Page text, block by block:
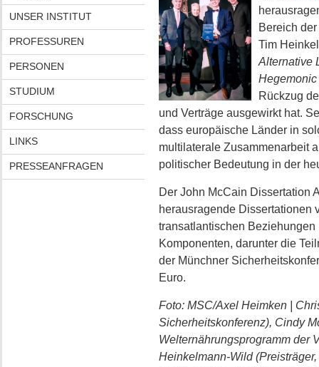
UNSER INSTITUT
PROFESSUREN
PERSONEN
STUDIUM
FORSCHUNG
LINKS
PRESSEANFRAGEN
Bereich
Tim
Alternative
Hegemonic
Rückzug
und Verträge ausgewirkt hat.
dass europäische Länder in
multilaterale Zusammenarbeit
politischer Bedeutung in der
Der John McCain Dissertation
herausragende Dissertationen
transatlantischen
Komponenten, darunter die
der Münchner
Euro.
Foto: MSC/Axel Heimken
|
Sicherheitskonferenz), Cindy
Welternährungsprogramm der
Heinkelmann-Wild